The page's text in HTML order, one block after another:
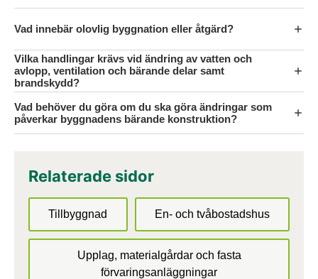
Vad innebär olovlig byggnation eller åtgärd?
Vilka handlingar krävs vid ändring av vatten och
avlopp, ventilation och bärande delar samt
brandskydd?
Vad behöver du göra om du ska göra ändringar som
påverkar byggnadens bärande konstruktion?
Relaterade sidor
Tillbyggnad En- och tvåbostadshus
Upplag, materialgårdar och fasta
förvaringsanläggningar